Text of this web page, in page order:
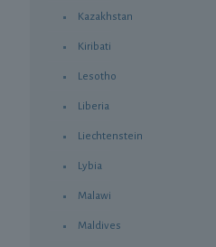
Kazakhstan
Kiribati
Lesotho
Liberia
Liechtenstein
Lybia
Malawi
Maldives